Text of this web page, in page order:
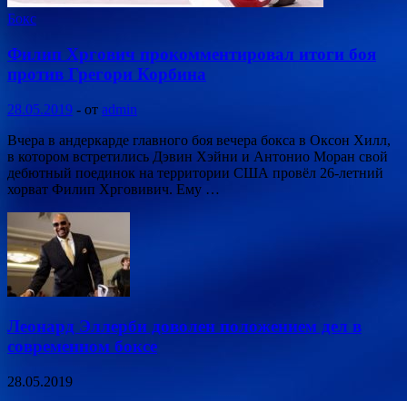
Бокс
Филип Хргович прокомментировал итоги боя
против Грегори Корбина
28.05.2019 - от admin
Вчера в андеркарде главного боя вечера бокса в Оксон Хилл,
в котором встретились Дэвин Хэйни и Антонио Моран свой
дебютный поединок на территории США провёл 26-летний
хорват Филип Хрговивич. Ему …
Леонард Эллерби доволен положением дел в
современном боксе
28.05.2019